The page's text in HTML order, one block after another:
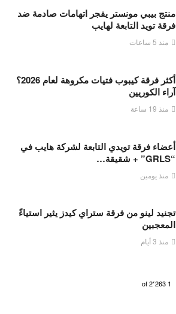
منتج بيبي مونستر يفجر اتهامات صادمة ضد
فرقة تويد التابعة لهايب
منذ 5 ساعات
أكثر فرقة كيبوب فتيات مكروهة لعام 2026؟
آراء الكوريين
منذ 19 ساعة
أعضاء فرقة تويدي التابعة لشركة هايب في
“GRLS” + شقيقة…
منذ يومين
تجنيد لينو من فرقة ستراي كيدز يثير استياءً
المعجبين
منذ 3 أيام
1 2٬263